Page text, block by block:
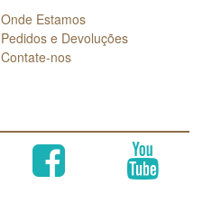
Onde Estamos
Pedidos e Devoluções
Contate-nos